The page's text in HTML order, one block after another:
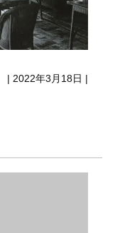
| 2022年3月18日 |